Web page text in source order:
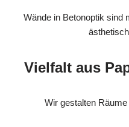
Wände in Betonoptik sind
Vielfalt aus
Wir gestalten